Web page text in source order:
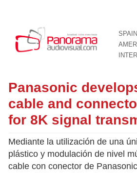
SPAIN
Panasonic
cable and
for 8K signal
Mediante la utilización de una
plástico y modulación de nivel
cable con conector de